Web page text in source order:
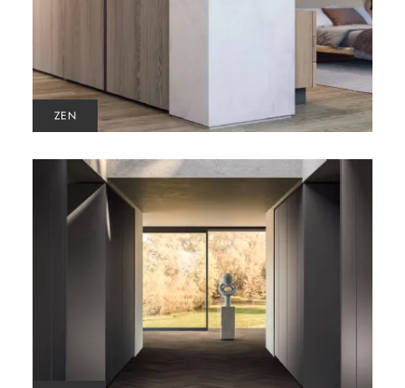
ZEN